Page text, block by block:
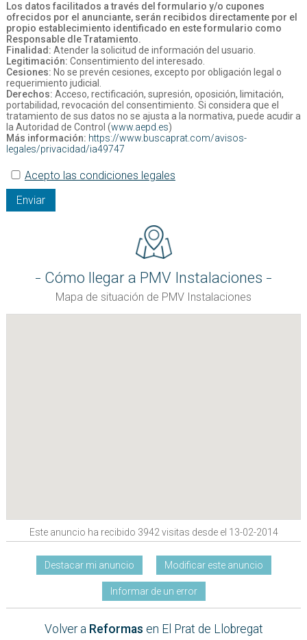
Los datos facilitados a través del formulario y/o cupones
ofrecidos por el anunciante, serán recibidos directamente por el
propio establecimiento identificado en este formulario como
Responsable dle Tratamiento.
Finalidad: Atender la solicitud de información del usuario.
Legitimación: Consentimiento del interesado.
Cesiones: No se prevén cesiones, excepto por obligación legal o
requerimiento judicial.
Derechos: Acceso, rectificación, supresión, oposición, limitación,
portabilidad, revocación del consentimiento. Si considera que el
tratamiento de sus datos no se ajusta a la normativa, puede acudir a
la Autoridad de Control (www.aepd.es)
Más información: https://www.buscaprat.com/avisos-
legales/privacidad/ia49747
Acepto las condiciones legales
Enviar
Cómo llegar a PMV Instalaciones
Mapa de situación de PMV Instalaciones
Este anuncio ha recibido 3942 visitas desde el 13-02-2014
Destacar mi anuncio Modificar este anuncio
Informar de un error
Volver a Reformas en El Prat de Llobregat